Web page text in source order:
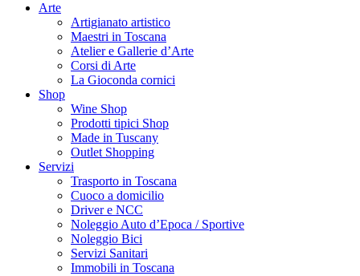
Arte
Artigianato artistico
Maestri in Toscana
Atelier e Gallerie d’Arte
Corsi di Arte
La Gioconda cornici
Shop
Wine Shop
Prodotti tipici Shop
Made in Tuscany
Outlet Shopping
Servizi
Trasporto in Toscana
Cuoco a domicilio
Driver e NCC
Noleggio Auto d’Epoca / Sportive
Noleggio Bici
Servizi Sanitari
Immobili in Toscana